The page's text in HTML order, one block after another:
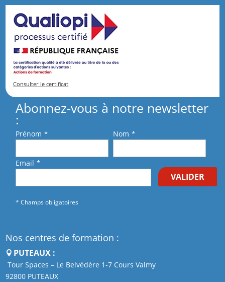
Consulter le certificat
Abonnez-vous à notre newsletter
:
Prénom * Nom *
Email *
VALIDER
* Champs obligatoires
Nos centres de formation :
PUTEAUX :
Tour Spaces – Le Belvédère 1-7 Cours Valmy
92800 PUTEAUX